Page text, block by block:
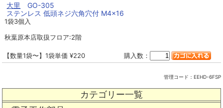
カテゴリー一覧
大里
GO-305
ステンレス 低頭ネジ六角穴付 M4×16
1袋3個入
秋葉原本店取扱フロア:2階
【数量1袋〜】1袋単価 ¥220 購入数：
管理コード： EEHD-6FSP